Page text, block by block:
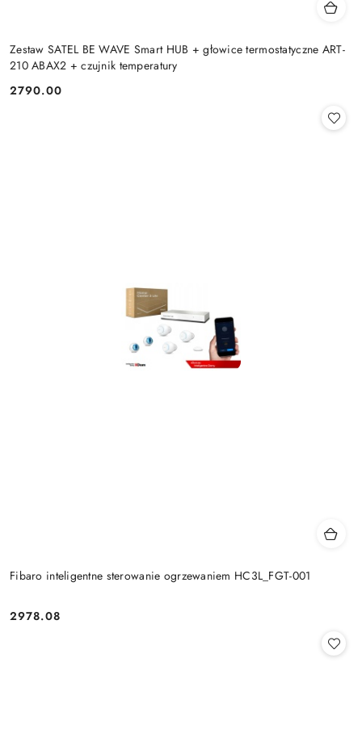
Zestaw SATEL BE WAVE Smart HUB + głowice termostatyczne ART-
210 ABAX2 + czujnik temperatury
Cena:
2790.00
Fibaro inteligentne sterowanie ogrzewaniem HC3L_FGT-001
Cena:
2978.08